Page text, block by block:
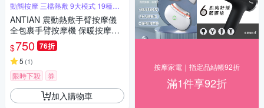
動態按摩 三檔熱敷 9大模式 19種力
度
ANTIAN 震動熱敷手臂按摩儀
全包裹手臂按摩機 保暖按摩放
鬆器 三檔熱敷暖手器（交換禮
物）
$750 76折
5 (1)
限時下殺 券
加入購物車
按摩家電｜指定品結帳92折
滿1件享92折